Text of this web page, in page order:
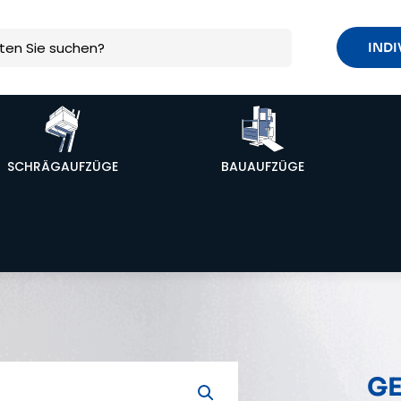
SCHRÄGAUFZÜGE BAUAUFZÜGE